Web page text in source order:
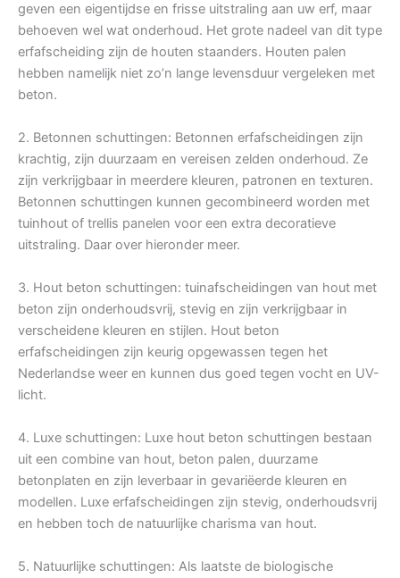
geven een eigentijdse en frisse uitstraling aan uw erf, maar
behoeven wel wat onderhoud. Het grote nadeel van dit type
erfafscheiding zijn de houten staanders. Houten palen
hebben namelijk niet zo’n lange levensduur vergeleken met
beton.
2. Betonnen schuttingen: Betonnen erfafscheidingen zijn
krachtig, zijn duurzaam en vereisen zelden onderhoud. Ze
zijn verkrijgbaar in meerdere kleuren, patronen en texturen.
Betonnen schuttingen kunnen gecombineerd worden met
tuinhout of trellis panelen voor een extra decoratieve
uitstraling. Daar over hieronder meer.
3. Hout beton schuttingen: tuinafscheidingen van hout met
beton zijn onderhoudsvrij, stevig en zijn verkrijgbaar in
verscheidene kleuren en stijlen. Hout beton
erfafscheidingen zijn keurig opgewassen tegen het
Nederlandse weer en kunnen dus goed tegen vocht en UV-
licht.
4. Luxe schuttingen: Luxe hout beton schuttingen bestaan
uit een combine van hout, beton palen, duurzame
betonplaten en zijn leverbaar in gevariëerde kleuren en
modellen. Luxe erfafscheidingen zijn stevig, onderhoudsvrij
en hebben toch de natuurlijke charisma van hout.
5. Natuurlijke schuttingen: Als laatste de biologische